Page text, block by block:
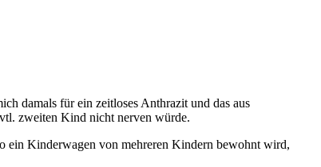
damals für ein zeitloses Anthrazit und das aus
zweiten Kind nicht nerven würde.
ein Kinderwagen von mehreren Kindern bewohnt wird,